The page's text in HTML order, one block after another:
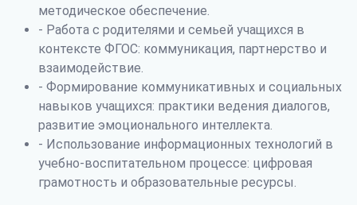
методическое обеспечение.
- Работа с родителями и семьей учащихся в
контексте ФГОС: коммуникация, партнерство и
взаимодействие.
- Формирование коммуникативных и социальных
навыков учащихся: практики ведения диалогов,
развитие эмоционального интеллекта.
- Использование информационных технологий в
учебно-воспитательном процессе: цифровая
грамотность и образовательные ресурсы.